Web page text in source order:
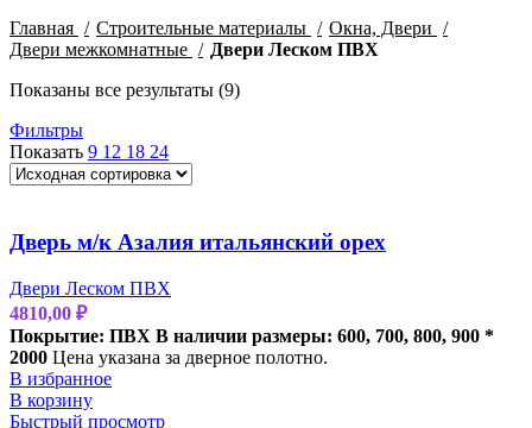
Главная
Строительные материалы
Окна, Двери
Двери межкомнатные
Двери Леском ПВХ
Показаны все результаты (9)
Фильтры
Показать 9 12 18 24
Дверь м/к Азалия итальянский орех
Двери Леском ПВХ
4810,00 ₽
Покрытие: ПВХ В наличии размеры: 600, 700, 800, 900 *
2000 Цена указана за дверное полотно.
В избранное
В корзину
Быстрый просмотр